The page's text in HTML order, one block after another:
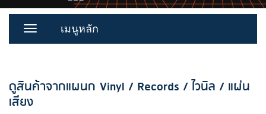
Toggle
เมนูหลัก
ดูสินค้าจากแผนก Vinyl / Records / ไวนิล / แผ่น
เสียง